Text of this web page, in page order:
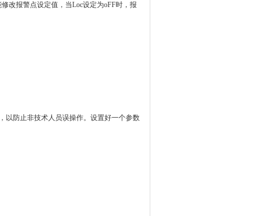
修改报警点设定值，当Loc设定为oFF时，报
以防止非技术人员误操作。设置好一个参数